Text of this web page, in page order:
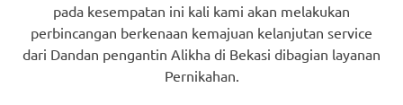
pada kesempatan ini kali kami akan melakukan
perbincangan berkenaan kemajuan kelanjutan service
dari Dandan pengantin Alikha di Bekasi dibagian layanan
Pernikahan.